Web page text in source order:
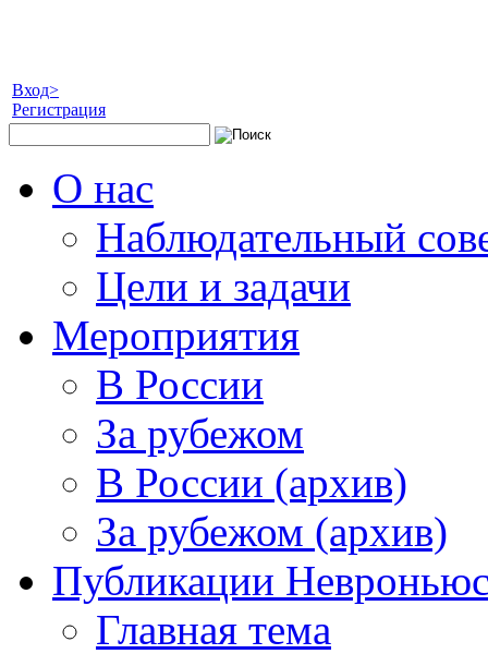
Вход>
Регистрация
О нас
Наблюдательный
Цели и задачи
Мероприятия
В России
За рубежом
В России (архив)
За рубежом (архив)
Публикации
Главная тема